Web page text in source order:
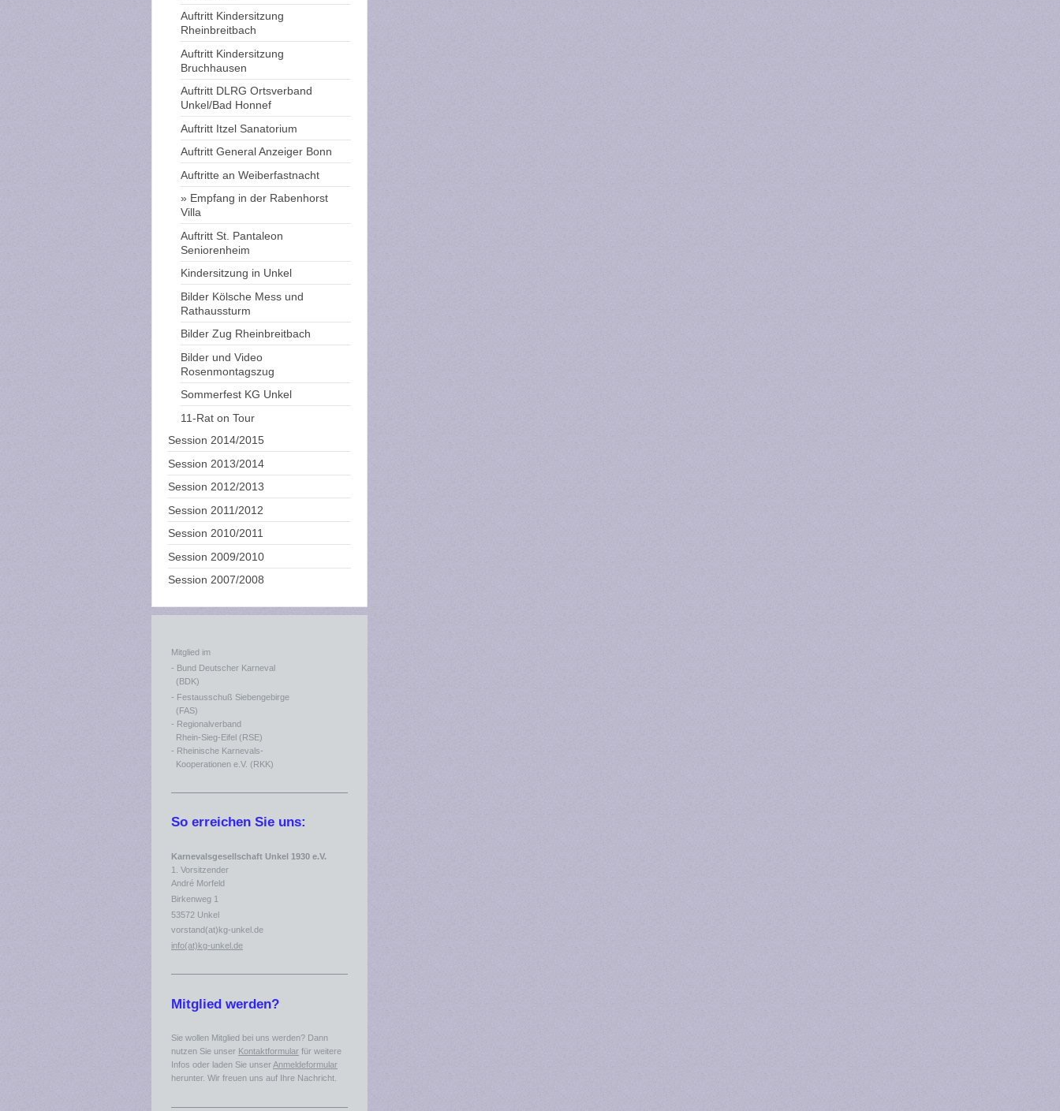
Auftritt Kindersitzung
Rheinbreitbach
Auftritt Kindersitzung
Bruchhausen
Auftritt DLRG Ortsverband
Unkel/Bad Honnef
Auftritt Itzel Sanatorium
Auftritt General Anzeiger Bonn
Auftritte an Weiberfastnacht
Empfang in der Rabenhorst
Villa
Auftritt St. Pantaleon
Seniorenheim
Kindersitzung in Unkel
Bilder Kölsche Mess und
Rathaussturm
Bilder Zug Rheinbreitbach
Bilder und Video
Rosenmontagszug
Sommerfest KG Unkel
11-Rat on Tour
Session 2014/2015
Session 2013/2014
Session 2012/2013
Session 2011/2012
Session 2010/2011
Session 2009/2010
Session 2007/2008
Mitglied im
- Bund Deutscher Karneval
(BDK)
- Festausschuß Siebengebirge
(FAS)
- Regionalverband
Rhein-Sieg-Eifel (RSE)
- Rheinische Karnevals-
Kooperationen e.V. (RKK)
So erreichen Sie uns:
Karnevalsgesellschaft Unkel 1930 e.V.
1. Vorsitzender
André Morfeld
Birkenweg 1
53572 Unkel
vorstand(at)kg-unkel.de
info(at)kg-unkel.de
Mitglied werden?
Sie wollen Mitglied bei uns werden? Dann
nutzen Sie unser Kontaktformular für weitere
Infos oder laden Sie unserAnmeldeformular
herunter. Wir freuen uns auf Ihre Nachricht.